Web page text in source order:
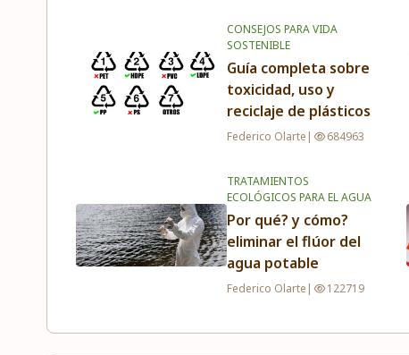
CONSEJOS PARA VIDA
SOSTENIBLE
Guía completa sobre
toxicidad, uso y
reciclaje de plásticos
Federico Olarte | 684963
TRATAMIENTOS
ECOLÓGICOS PARA EL AGUA
Por qué? y cómo?
eliminar el flúor del
agua potable
Federico Olarte | 122719